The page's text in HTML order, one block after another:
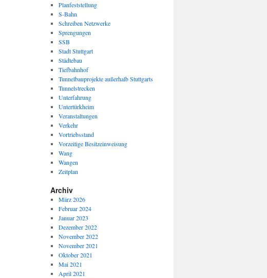
Planfeststellung
S-Bahn
Schreiben Netzwerke
Sprengungen
SSB
Stadt Stuttgart
Städtebau
Tiefbahnhof
Tunnelbauprojekte außerhalb Stuttgarts
Tunnelstrecken
Unterfahrung
Untertürkheim
Veranstaltungen
Verkehr
Vortriebsstand
Vorzeitige Besitzeinweisung
Wang
Wangen
Zeitplan
Archiv
März 2026
Februar 2024
Januar 2023
Dezember 2022
November 2022
November 2021
Oktober 2021
Mai 2021
April 2021